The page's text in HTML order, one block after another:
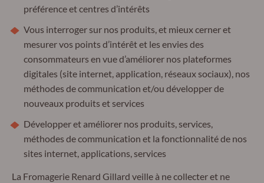
préférence et centres d’intérêts
Vous interroger sur nos produits, et mieux cerner et
mesurer vos points d’intérêt et les envies des
consommateurs en vue d’améliorer nos plateformes
digitales (site internet, application, réseaux sociaux), nos
méthodes de communication et/ou développer de
nouveaux produits et services
Développer et améliorer nos produits, services,
méthodes de communication et la fonctionnalité de nos
sites internet, applications, services
La Fromagerie Renard Gillard veille à ne collecter et ne